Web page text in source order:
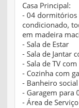
Casa Principal:
- 04 dormitórios
condicionado,
em madeira
- Sala de Estar
- Sala de Jantar
- Sala de TV
- Cozinha com
- Banheiro social
- Garagem para
- Área de